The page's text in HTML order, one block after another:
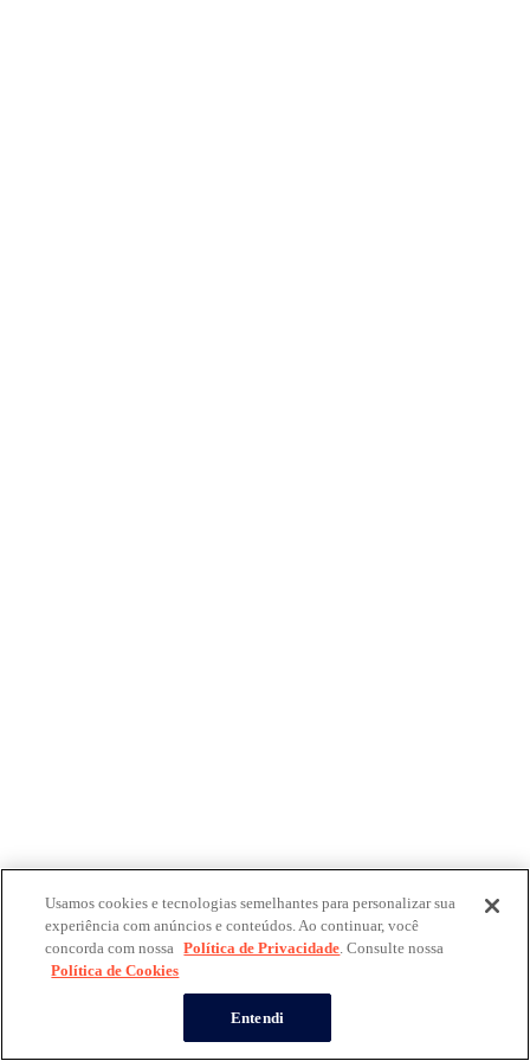
Usamos cookies e tecnologias semelhantes para personalizar sua
experiência com anúncios e conteúdos. Ao continuar, você
concorda com nossa Política de Privacidade. Consulte nossa
Política de Cookies
Entendi